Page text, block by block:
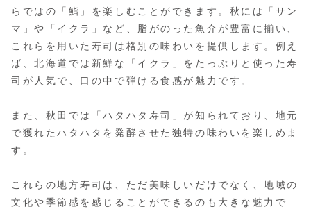
らではの「鮨」を楽しむことができます。秋には「サン
マ」や「イクラ」など、脂がのった魚介が豊富に揃い、
これらを用いた寿司は格別の味わいを提供します。例え
ば、北海道では新鮮な「イクラ」をたっぷりと使った寿
司が人気で、口の中で弾ける食感が魅力です。
また、秋田では「ハタハタ寿司」が知られており、地元
で獲れたハタハタを発酵させた独特の味わいを楽しめま
す。
これらの地方寿司は、ただ美味しいだけでなく、地域の
文化や季節感を感じることができるのも大きな魅力で